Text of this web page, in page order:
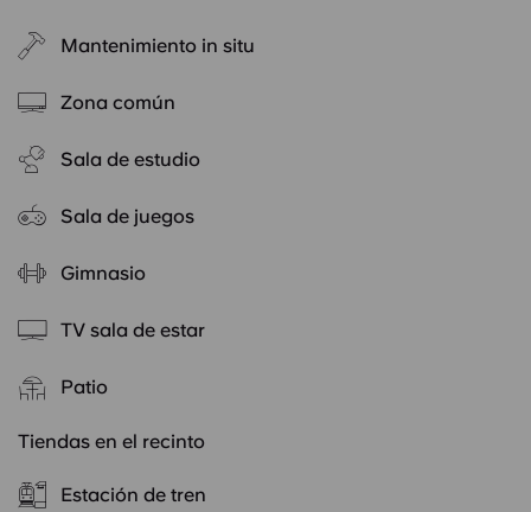
Mantenimiento in situ
Zona común
Sala de estudio
Sala de juegos
Gimnasio
TV sala de estar
Patio
Tiendas en el recinto
Estación de tren